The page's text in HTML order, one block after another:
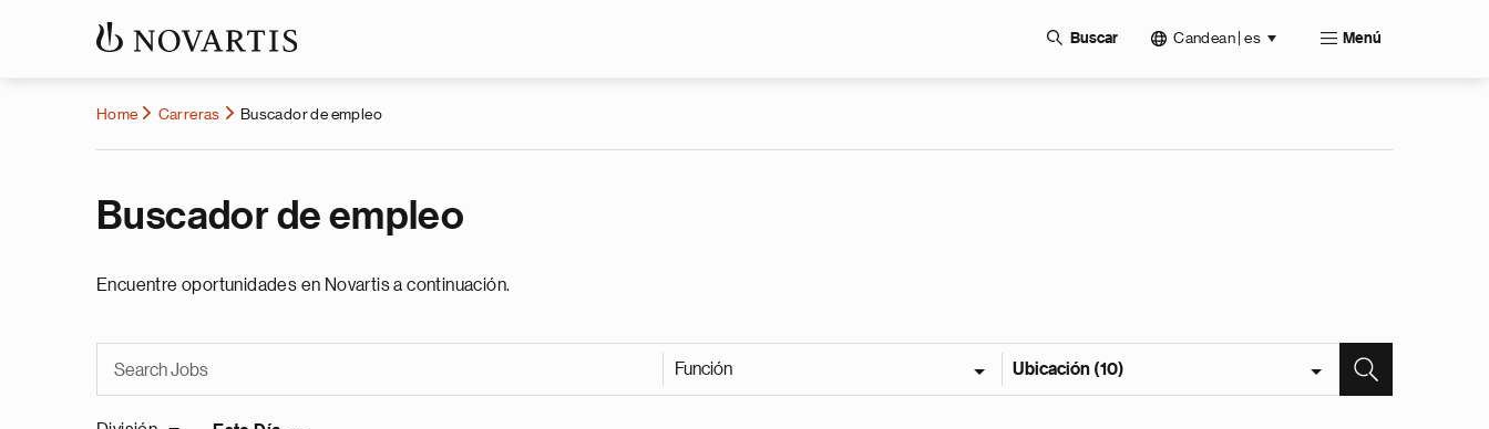
Buscar Candean | es Menú
Home Carreras Buscador de empleo
Buscador de empleo
Encuentre oportunidades en Novartis a continuación.
Función Ubicación (10)